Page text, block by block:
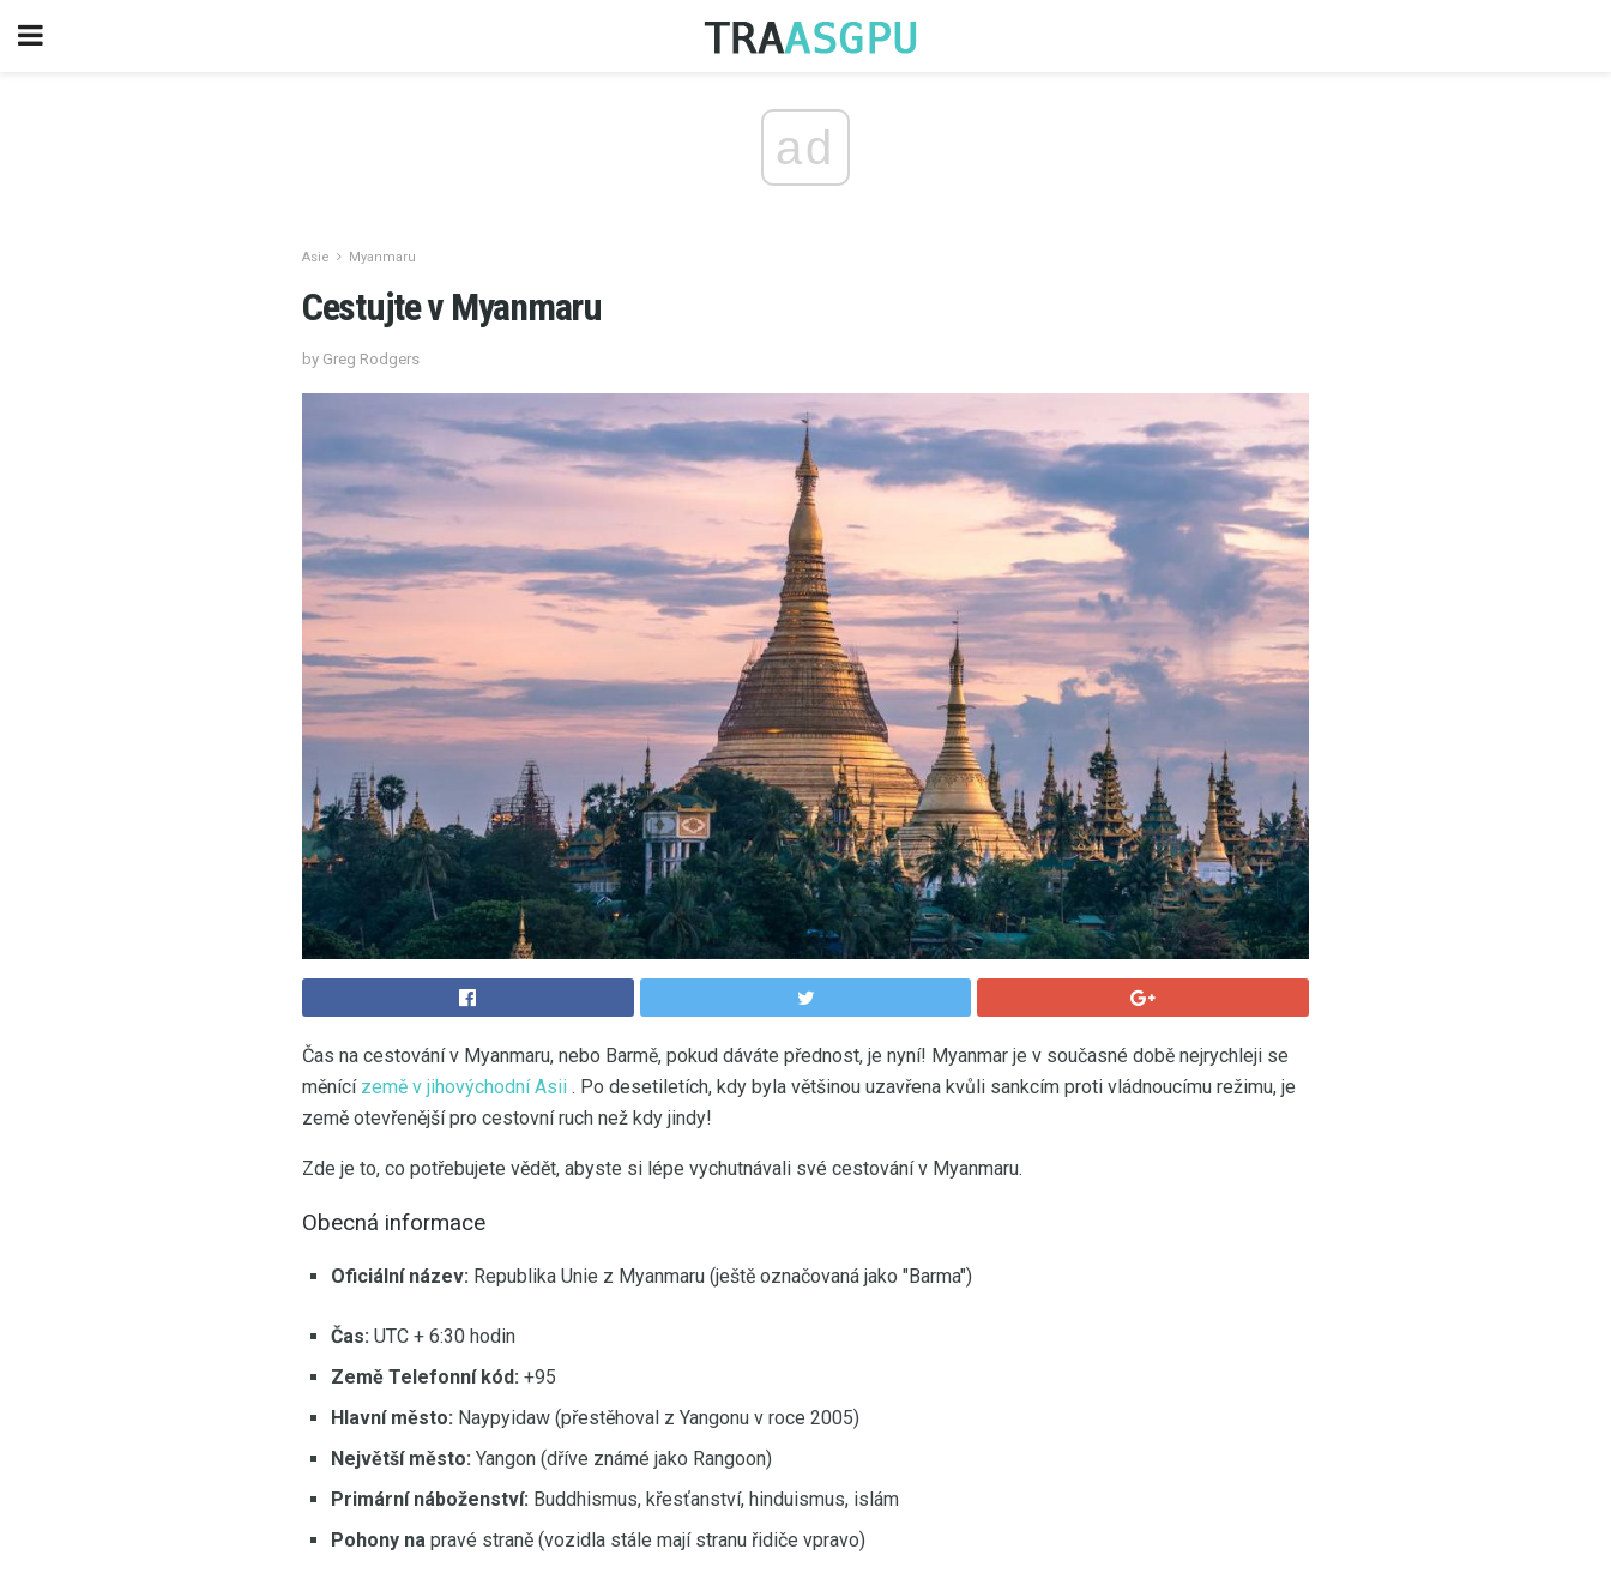
ad
Asie Myanmaru
Cestujte v Myanmaru
by Greg Rodgers
Čas na cestování v Myanmaru, nebo Barmě, pokud dáváte přednost, je nyní! Myanmar je v současné době nejrychleji se
měnící země v jihovýchodní Asii . Po desetiletích, kdy byla většinou uzavřena kvůli sankcím proti vládnoucímu režimu, je
země otevřenější pro cestovní ruch než kdy jindy!
Zde je to, co potřebujete vědět, abyste si lépe vychutnávali své cestování v Myanmaru.
Obecná informace
Oficiální název: Republika Unie z Myanmaru (ještě označovaná jako "Barma")
Čas: UTC + 6:30 hodin
Země Telefonní kód: +95
Hlavní město: Naypyidaw (přestěhoval z Yangonu v roce 2005)
Největší město: Yangon (dříve známé jako Rangoon)
Primární náboženství: Buddhismus, křesťanství, hinduismus, islám
Pohony na pravé straně (vozidla stále mají stranu řidiče vpravo)